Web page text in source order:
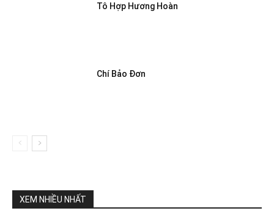
Tô Hợp Hương Hoàn
Chí Bảo Đơn
XEM NHIỀU NHẤT